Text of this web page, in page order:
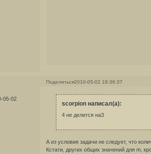
Поделиться2010-05-02 18:36:37
05-02
scorpion написал(а):
4 не делится на3
А из условия задачи не следует, что
Кстати, других общих значений для m,